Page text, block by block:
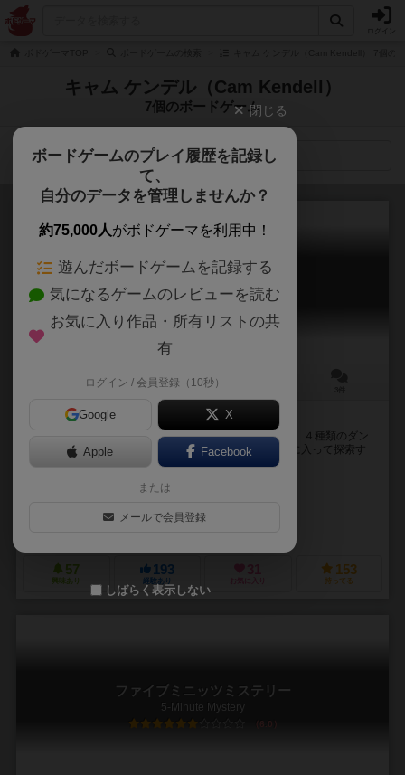
キャム ケンデル（Cam Kendell）
7個のボードゲーム
検索メニュー
ダイス＆デンジャー
Dungeons, Dice & Danger
45～60分
簡単なルールで楽しめるロール＆ライトゲーム
１人から４人までプレイできるロール＆ライトゲーム。 ４種類のダン
ジョンマップがあり、どれか１つを選んでダンジョンに入って探索す
る。それぞれの部屋には数字が書き込まれてい...
リチャード・ガーフィールド（Richard Garfield）
57
興味あり
193
経験あり お気に入り
153
持ってる
ファイブミニッツミステリー
5-Minute Mystery
6.0
閉じる
ボードゲームのプレイ履歴を記録し
て、
自分のデータを管理しませんか？
約75,000人がボドゲーマを利用中！
遊んだボードゲームを記録する
気になるゲームのレビューを読む
お気に入り作品・所有リストの共
有
ログイン / 会員登録（10秒）
Google X
Apple Facebook
または
メールで会員登録
しばらく表示しない